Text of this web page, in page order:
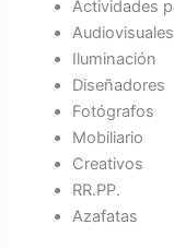
Actividades
Audiovisuales
Iluminación
Diseñadores
Fotógrafos
Mobiliario
Creativos
RR.PP.
Azafatas